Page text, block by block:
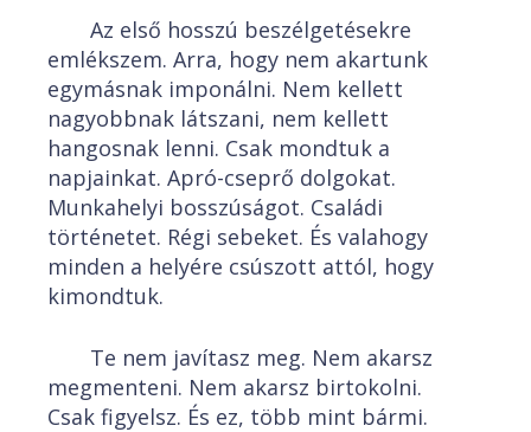
Az első hosszú beszélgetésekre
emlékszem. Arra, hogy nem akartunk
egymásnak imponálni. Nem kellett
nagyobbnak látszani, nem kellett
hangosnak lenni. Csak mondtuk a
napjainkat. Apró-cseprő dolgokat.
Munkahelyi bosszúságot. Családi
történetet. Régi sebeket. És valahogy
minden a helyére csúszott attól, hogy
kimondtuk.
Te nem javítasz meg. Nem akarsz
megmenteni. Nem akarsz birtokolni.
Csak figyelsz. És ez, több mint bármi.